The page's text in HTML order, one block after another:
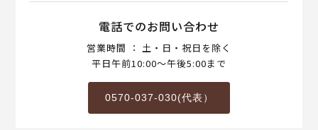
電話でのお問い合わせ
営業時間 ： 土・日・祝日を除く
平日午前10:00～午後5:00まで
0570-037-030(代表）